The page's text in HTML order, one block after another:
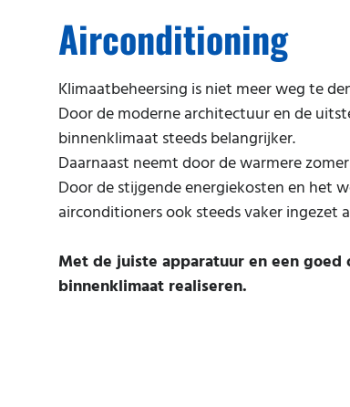
Airconditioning
Klimaatbeheersing is niet meer weg te
Door de moderne architectuur en de
binnenklimaat steeds belangrijker.
Daarnaast neemt door de warmere
Door de stijgende energiekosten en het
airconditioners ook steeds vaker ingezet
Met de juiste apparatuur en een
binnenklimaat realiseren.